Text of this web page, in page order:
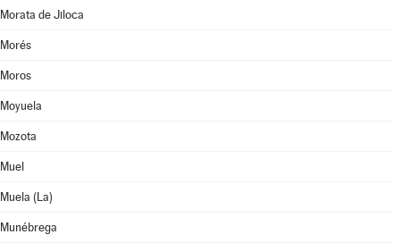
Morata de Jiloca
Morés
Moros
Moyuela
Mozota
Muel
Muela (La)
Munébrega